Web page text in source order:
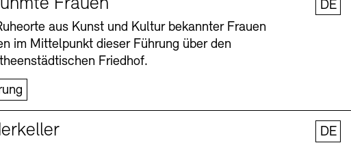
aus Kunst und Kultur bekannter Frauen
im Mittelpunkt dieser Führung über den
Friedhof.
DE
DE